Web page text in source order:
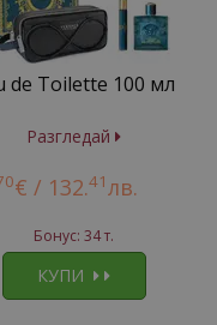
de Toilette 100 мл
Разгледай
€ / 132.41лв.
Бонус: 34 т.
КУПИ